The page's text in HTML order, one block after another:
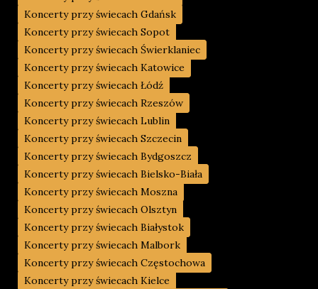
Koncerty przy świecach Gdańsk
Koncerty przy świecach Sopot
Koncerty przy świecach Świerklaniec
Koncerty przy świecach Katowice
Koncerty przy świecach Łódź
Koncerty przy świecach Rzeszów
Koncerty przy świecach Lublin
Koncerty przy świecach Szczecin
Koncerty przy świecach Bydgoszcz
Koncerty przy świecach Bielsko-Biała
Koncerty przy świecach Moszna
Koncerty przy świecach Olsztyn
Koncerty przy świecach Białystok
Koncerty przy świecach Malbork
Koncerty przy świecach Częstochowa
Koncerty przy świecach Kielce